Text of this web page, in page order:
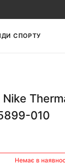
СПОРТУ
Nike
010
Немає в